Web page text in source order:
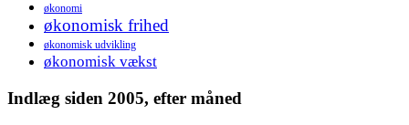
økonomi
økonomisk frihed
økonomisk udvikling
økonomisk vækst
Indlæg siden 2005, efter måned